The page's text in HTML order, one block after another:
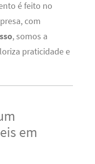
é feito no
com
, somos a
praticidade e
em